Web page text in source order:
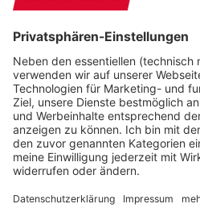
ANIMATIONEN STOPPEN
Einstellungen zurücksetzen